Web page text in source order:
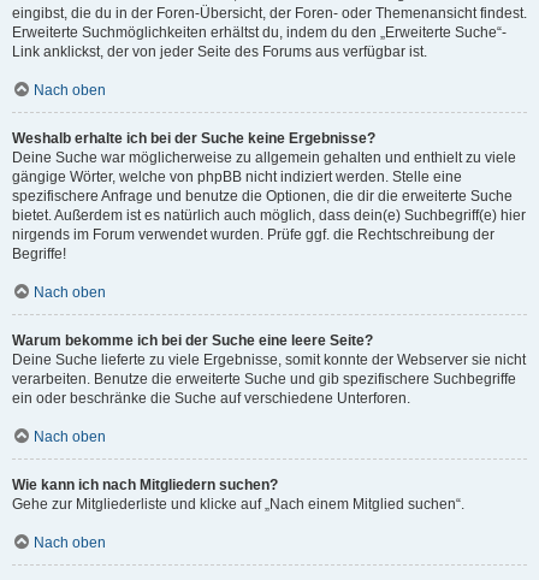
eingibst, die du in der Foren-Übersicht, der Foren- oder Themenansicht findest.
Erweiterte Suchmöglichkeiten erhältst du, indem du den „Erweiterte Suche“-
Link anklickst, der von jeder Seite des Forums aus verfügbar ist.
Nach oben
Weshalb erhalte ich bei der Suche keine Ergebnisse?
Deine Suche war möglicherweise zu allgemein gehalten und enthielt zu viele
gängige Wörter, welche von phpBB nicht indiziert werden. Stelle eine
spezifischere Anfrage und benutze die Optionen, die dir die erweiterte Suche
bietet. Außerdem ist es natürlich auch möglich, dass dein(e) Suchbegriff(e) hier
nirgends im Forum verwendet wurden. Prüfe ggf. die Rechtschreibung der
Begriffe!
Nach oben
Warum bekomme ich bei der Suche eine leere Seite?
Deine Suche lieferte zu viele Ergebnisse, somit konnte der Webserver sie nicht
verarbeiten. Benutze die erweiterte Suche und gib spezifischere Suchbegriffe
ein oder beschränke die Suche auf verschiedene Unterforen.
Nach oben
Wie kann ich nach Mitgliedern suchen?
Gehe zur Mitgliederliste und klicke auf „Nach einem Mitglied suchen“.
Nach oben